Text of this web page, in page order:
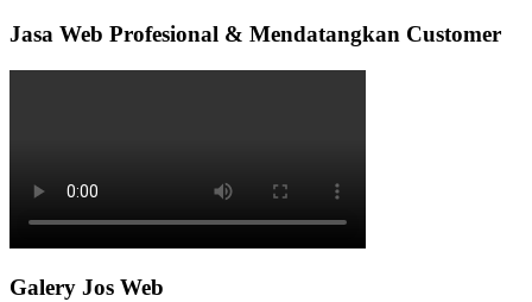
Jasa Web Profesional & Mendatangkan Customer
Galery Jos Web